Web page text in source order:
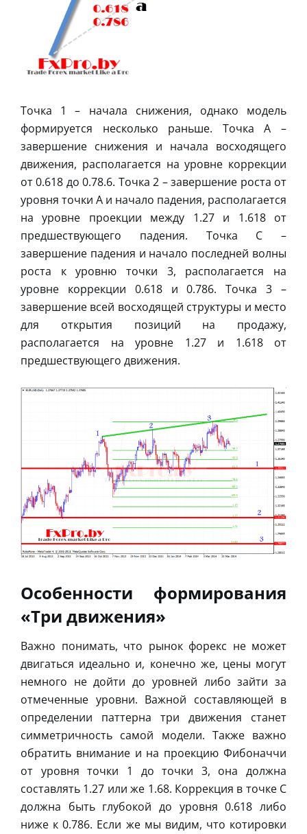
Точка 1 – начала снижения, однако модель
формируется несколько раньше. Точка А –
завершение снижения и начала восходящего
движения, располагается на уровне коррекции
от 0.618 до 0.78.6. Точка 2 – завершение роста от
уровня точки А и начало падения, располагается
на уровне проекции между 1.27 и 1.618 от
предшествующего падения. Точка С –
завершение падения и начало последней волны
роста к уровню точки 3, располагается на
уровне коррекции 0.618 и 0.786. Точка 3 –
завершение всей восходящей структуры и место
для открытия позиций на продажу,
располагается на уровне 1.27 и 1.618 от
предшествующего движения.
Особенности формирования
«Три движения»
Важно понимать, что рынок форекс не может
двигаться идеально и, конечно же, цены могут
немного не дойти до уровней либо зайти за
отмеченные уровни. Важной составляющей в
определении паттерна три движения станет
симметричность самой модели. Также важно
обратить внимание и на проекцию Фибоначчи
от уровня точки 1 до точки 3, она должна
составлять 1.27 или же 1.68. Коррекция в точке С
должна быть глубокой до уровня 0.618 либо
ниже к 0.786. Если же мы видим, что котировки